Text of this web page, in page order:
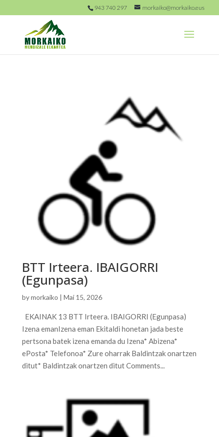
943 740 297 morkaiko@morkaiko.eus
BTT Irteera. IBAIGORRI
(Egunpasa)
bymorkaiko | Mai 15, 2026
EKAINAK 13 BTT Irteera. IBAIGORRI (Egunpasa)
Izena emanIzena eman Ekitaldi honetan jada beste
pertsona batek izena emanda du Izena* Abizena*
ePosta* Telefonoa* Zure oharrak Baldintzak onartzen
ditut* Baldintzak onartzen ditut Comments...